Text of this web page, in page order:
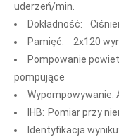
uderzeń/min.
Dokładność:
Pamięć:
2x120
Pompowanie
pompujące
IHB: Pomiar przy
Identyfikacja